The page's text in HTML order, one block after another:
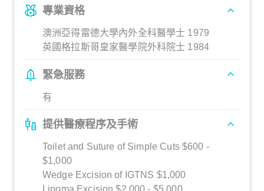
專業資格
澳洲亞得雷德大學內外全科醫學士 1979
英國格拉斯哥皇家醫學院外科院士 1984
緊急服務
有
提供醫療程序及手術
Toilet and Suture of Simple Cuts $600 -
$1,000
Wedge Excision of IGTNS $1,000
Lipoma Excision $2,000 - $5,000